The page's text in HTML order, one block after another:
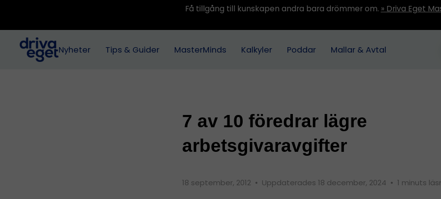
Få tillgång till kunskapen andra bara drömmer om. » Driva Eget
Nyheter Tips & Guider MasterMinds Kalkyler Poddar Mallar & Avtal
7 av 10 föredrar lägre
arbetsgivaravgifter
18 september, 2012 • Uppdaterades 18 december, 2024 • 1 minuts